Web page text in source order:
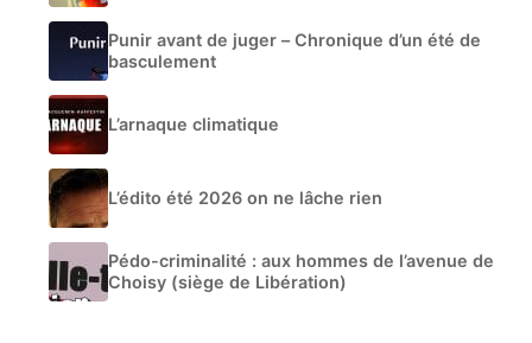
Punir avant de juger – Chronique d’un été de
basculement
L’arnaque climatique
L’édito été 2026 on ne lâche rien
Pédo-criminalité : aux hommes de l’avenue de
Choisy (siège de Libération)